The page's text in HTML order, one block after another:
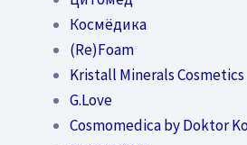
Космёдика
(Re)Foam
Kristall Minerals Cosmetics
G.Love
Cosmomedica by Doktor